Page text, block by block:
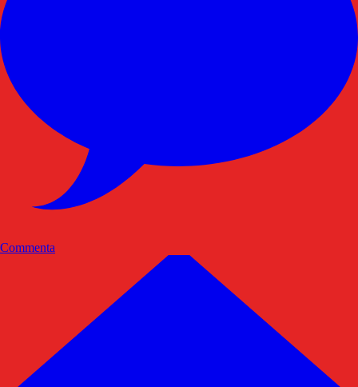
Commenta